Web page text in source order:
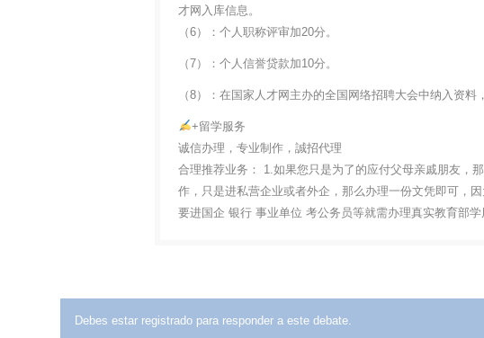
才网入库信息。
（6）：个人职称评审加20分。
（7）：个人信誉贷款加10分。
（8）：在国家人才网主办的全国网络招聘大会中纳入资料
+留学服务
诚信办理，专业制作，誠招代理
合理推荐业务： 1.如果您只是为了的应付父母亲戚朋友，
作，只是进私营企业或者外企，那么办理一份文凭即可，
要进国企 银行 事业单位 考公务员等就需办理真实教育部学
Debes estar registrado para responder a este debate.